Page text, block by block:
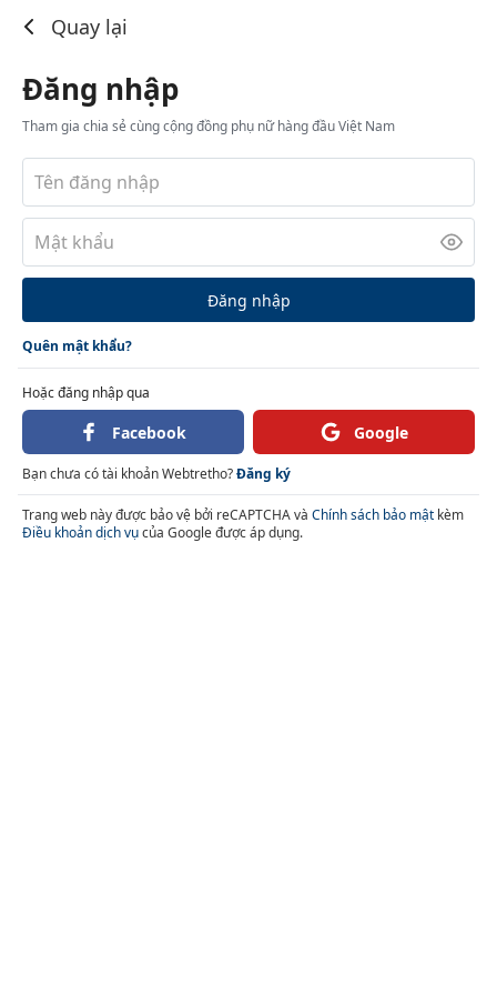
Quay lại
Đăng nhập
Tham gia chia sẻ cùng cộng đồng phụ nữ hàng đầu Việt Nam
Đăng nhập
Quên mật khẩu?
Hoặc đăng nhập qua
Facebook Google
Bạn chưa có tài khoản Webtretho?Đăng ký
Trang web này được bảo vệ bởi reCAPTCHA và Chính sách bảo mật kèm
Điều khoản dịch vụcủa Google được áp dụng.